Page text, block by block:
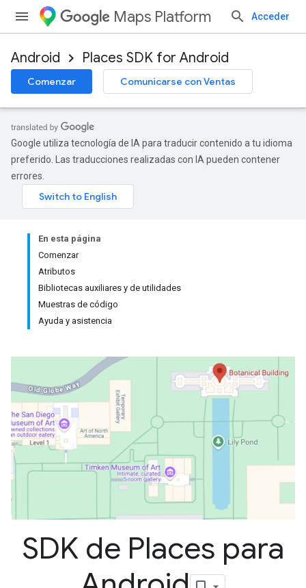
Maps Platform Acceder
Android Places SDK for Android
Comenzar Comunicarse con Ventas
Google utiliza tecnología de IA para traducir contenido a tu idioma
preferido. Las traducciones realizadas con IA pueden contener
errores.
En esta página
Comenzar
Atributos
Bibliotecas auxiliares y de utilidades
Muestras de código
Ayuda y asistencia
SDK de Places para